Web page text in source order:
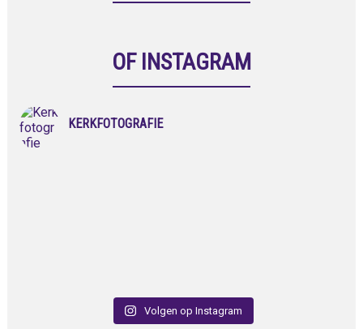
OF INSTAGRAM
KERKFOTOGRAFIE
Volgen op Instagram